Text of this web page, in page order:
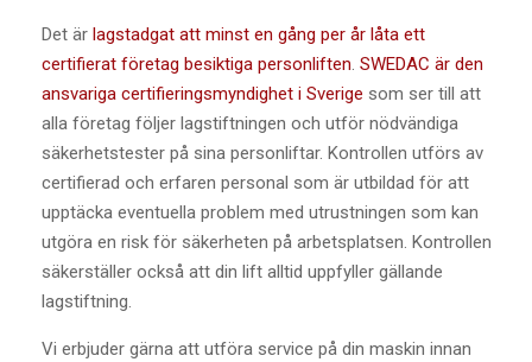
Det är lagstadgat att minst en gång per år låta ett
certifierat företag besiktiga personliften. SWEDAC är den
ansvariga certifieringsmyndighet i Sverige som ser till att
alla företag följer lagstiftningen och utför nödvändiga
säkerhetstester på sina personliftar. Kontrollen utförs av
certifierad och erfaren personal som är utbildad för att
upptäcka eventuella problem med utrustningen som kan
utgöra en risk för säkerheten på arbetsplatsen. Kontrollen
säkerställer också att din lift alltid uppfyller gällande
lagstiftning.
Vi erbjuder gärna att utföra service på din maskin innan